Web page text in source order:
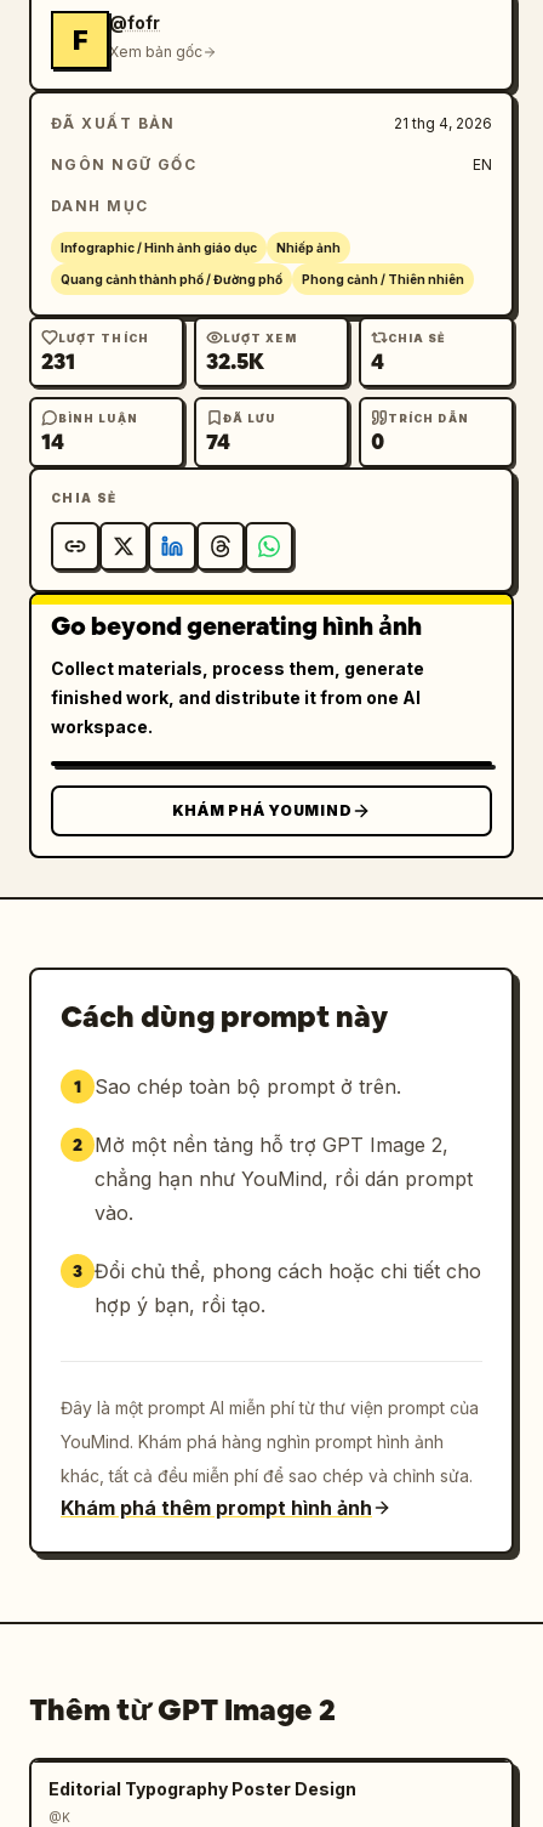
thuyền trên sông và những con đường cùng công
viên rợp bóng cây. Sử dụng màu sắc hình ảnh
vệ tinh tự nhiên, lớp phủ nhãn bản đồ sắc nét
và giao diện giống như ảnh chụp màn hình bản
đồ trực tuyến được phóng to.
F
@fofr
Xem bản gốc
ĐÃ XUẤT BẢN 21 thg 4, 2026
NGÔN NGỮ GỐC EN
DANH MỤC
Infographic / Hình ảnh giáo dục Nhiếp ảnh
Quang cảnh thành phố / Đường phố Phong cảnh / Thiên nhiên
LƯỢT THÍCH
231
LƯỢT XEM
32.5K
CHIA SẺ
4
BÌNH LUẬN
14
ĐÃ LƯU
74
TRÍCH DẪN
0
CHIA SẺ
Go beyond generating hình ảnh
Collect materials, process them, generate
finished work, and distribute it from one AI
workspace.
KHÁM PHÁ YOUMIND
Cách dùng prompt này
1 Sao chép toàn bộ prompt ở trên.
2
Mở một nền tảng hỗ trợ GPT Image 2,
chẳng hạn như YouMind, rồi dán prompt
vào.
3 Đổi chủ thể, phong cách hoặc chi tiết cho
hợp ý bạn, rồi tạo.
Đây là một prompt AI miễn phí từ thư viện prompt của
YouMind. Khám phá hàng nghìn prompt hình ảnh
khác, tất cả đều miễn phí để sao chép và chỉnh sửa.
Khám phá thêm prompt hình ảnh
Thêm từ GPT Image 2
Editorial Typography Poster Design
@K